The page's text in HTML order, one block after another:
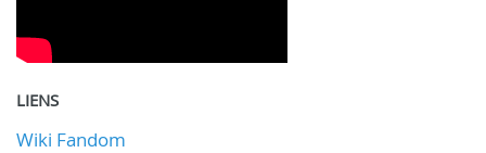
LIENS
Wiki Fandom